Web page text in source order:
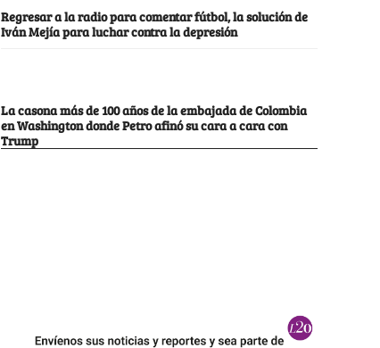
Regresar a la radio para comentar fútbol, la solución de
Iván Mejía para luchar contra la depresión
La casona más de 100 años de la embajada de Colombia
en Washington donde Petro afinó su cara a cara con
Trump